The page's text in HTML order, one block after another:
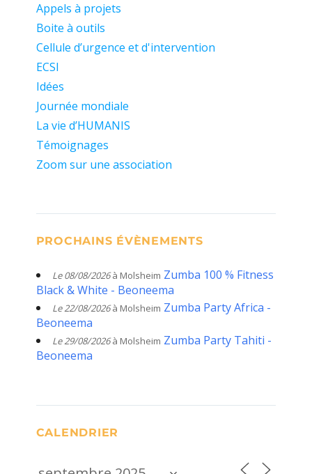
Appels à projets
Boite à outils
Cellule d’urgence et d'intervention
ECSI
Idées
Journée mondiale
La vie d’HUMANIS
Témoignages
Zoom sur une association
PROCHAINS ÉVÈNEMENTS
Le 08/08/2026à Molsheim Zumba 100 % Fitness
Black & White - Beoneema
Le 22/08/2026à Molsheim Zumba Party Africa -
Beoneema
Le 29/08/2026à Molsheim Zumba Party Tahiti -
Beoneema
CALENDRIER